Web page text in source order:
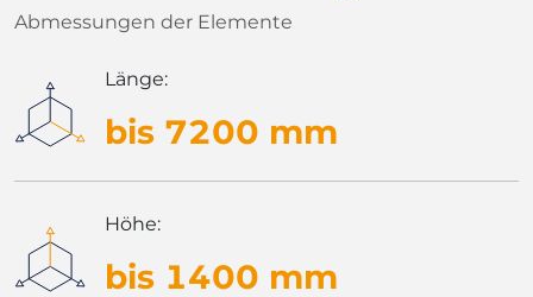
Abmessungen der Elemente
Länge:
bis 7200 mm
Höhe:
bis 1400 mm